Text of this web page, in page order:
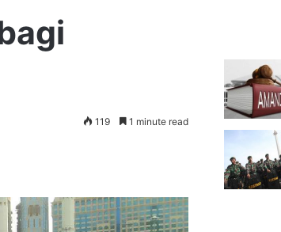
119 1 minute read